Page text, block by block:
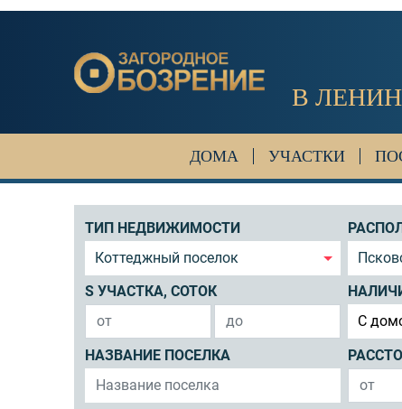
В
ДОМА УЧАСТКИ
ТИП НЕДВИЖИМОСТИ
Коттеджный поселок
S УЧАСТКА, СОТОК
C
НАЗВАНИЕ ПОСЕЛКА